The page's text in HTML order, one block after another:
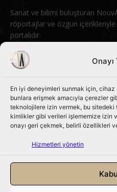
Onayı
En iyi deneyimleri sunmak için,
bunlara erişmek amacıyla çerezler
teknolojilere izin vermek, bu sitedeki
kimlikler gibi verileri işlememize izin
onayı geri çekmek, belirli özellikleri
Hizmetleri yönetin
Sanat ve bilimi buluşturan
röportajlar ve özgün
portalıdır.
Bizimle iletişime geçin:
Bizi